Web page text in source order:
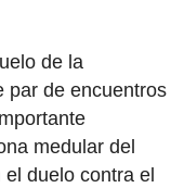
de la
par de encuentros
medular del
duelo contra el